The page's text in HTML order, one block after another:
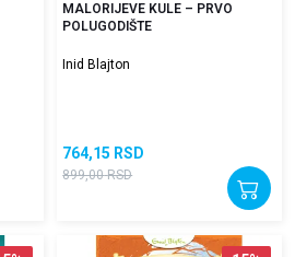
MALORIJEVE KULE – PRVO
POLUGODIŠTE
Inid Blajton
764,15 RSD
899,00 RSD